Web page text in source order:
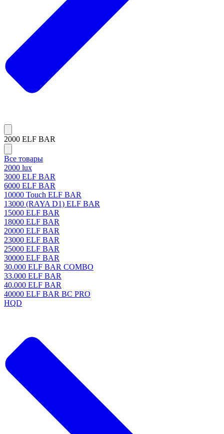
2000 ELF BAR
Все товары
2000 lux
3000 ELF BAR
6000 ELF BAR
10000 Touch ELF BAR
13000 (RAYA D1) ELF BAR
15000 ELF BAR
18000 ELF BAR
20000 ELF BAR
23000 ELF BAR
25000 ELF BAR
30000 ELF BAR
30.000 ELF BAR COMBO
33.000 ELF BAR
40.000 ELF BAR
40000 ELF BAR BC PRO
HQD